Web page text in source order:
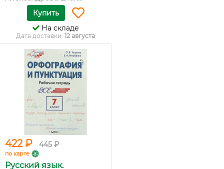
Купить
На складе
Дата доставки: 12 августа
422 ₽ 445 ₽
по карте
Русский язык.